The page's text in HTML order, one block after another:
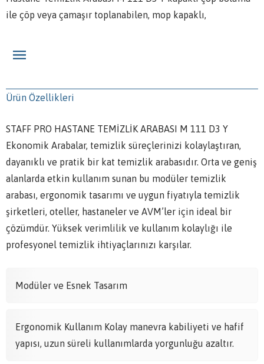
ile çöp veya çamaşır toplanabilen, mop kapaklı,
Ürün Özellikleri
STAFF PRO HASTANE TEMİZLİK ARABASI M 111 D3 Y
Ekonomik Arabalar, temizlik süreçlerinizi kolaylaştıran,
dayanıklı ve pratik bir kat temizlik arabasıdır. Orta ve geniş
alanlarda etkin kullanım sunan bu modüler temizlik
arabası, ergonomik tasarımı ve uygun fiyatıyla temizlik
şirketleri, oteller, hastaneler ve AVM’ler için ideal bir
çözümdür. Yüksek verimlilik ve kullanım kolaylığı ile
profesyonel temizlik ihtiyaçlarınızı karşılar.
Modüler ve Esnek Tasarım
Ergonomik Kullanım Kolay manevra kabiliyeti ve hafif
yapısı, uzun süreli kullanımlarda yorgunluğu azaltır.